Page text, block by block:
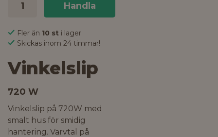
Handla
Fler än 10 st i lager
Skickas inom 24 timmar!
Vinkelslip
720 W
Vinkelslip på 720W med
smalt hus för smidig
hantering. Varvtal på